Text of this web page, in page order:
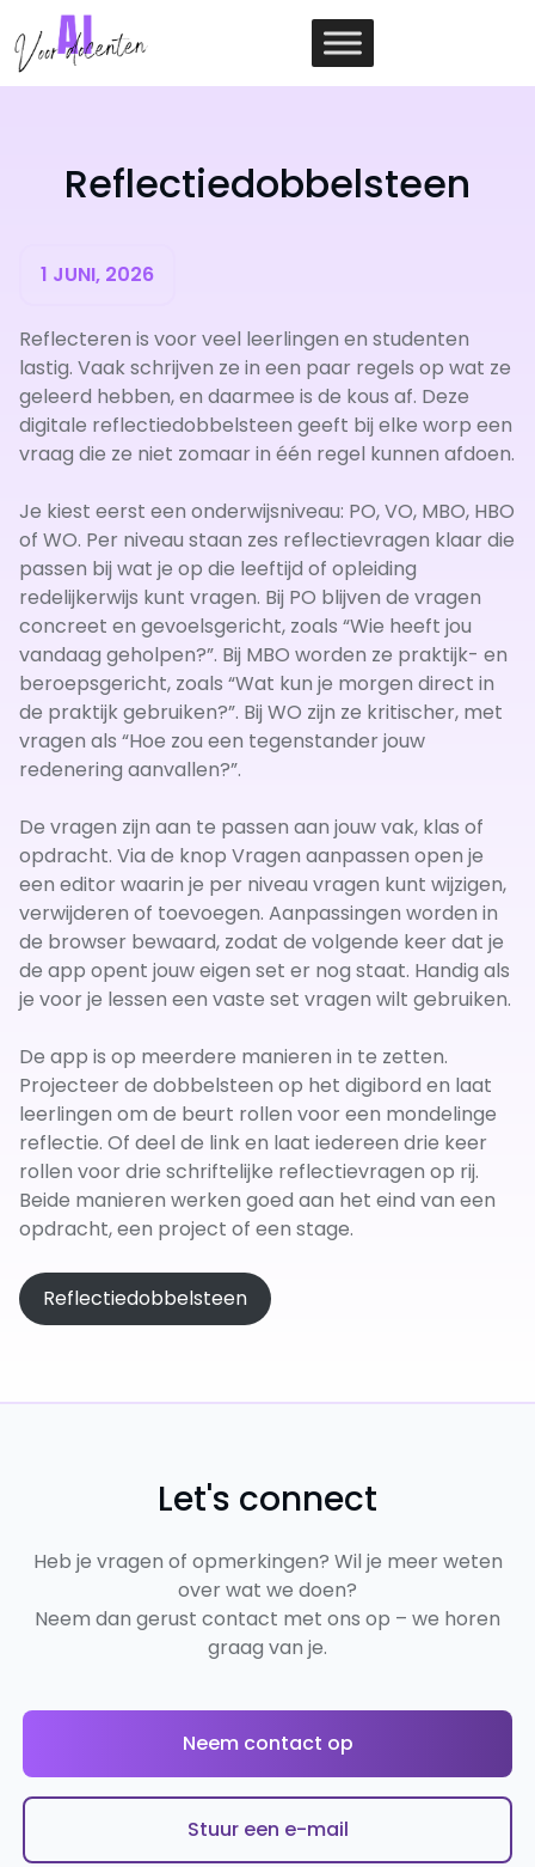
naar
de
Reflectiedobbelsteen
1 JUNI, 2026
Reflecteren is voor veel leerlingen en studenten
lastig. Vaak schrijven ze in een paar regels op wat ze
geleerd hebben, en daarmee is de kous af. Deze
digitale reflectiedobbelsteen geeft bij elke worp een
vraag die ze niet zomaar in één regel kunnen afdoen.
Je kiest eerst een onderwijsniveau: PO, VO, MBO, HBO
of WO. Per niveau staan zes reflectievragen klaar die
passen bij wat je op die leeftijd of opleiding
redelijkerwijs kunt vragen. Bij PO blijven de vragen
concreet en gevoelsgericht, zoals “Wie heeft jou
vandaag geholpen?”. Bij MBO worden ze praktijk- en
beroepsgericht, zoals “Wat kun je morgen direct in
de praktijk gebruiken?”. Bij WO zijn ze kritischer, met
vragen als “Hoe zou een tegenstander jouw
redenering aanvallen?”.
De vragen zijn aan te passen aan jouw vak, klas of
opdracht. Via de knop Vragen aanpassen open je
een editor waarin je per niveau vragen kunt wijzigen,
verwijderen of toevoegen. Aanpassingen worden in
de browser bewaard, zodat de volgende keer dat je
de app opent jouw eigen set er nog staat. Handig als
je voor je lessen een vaste set vragen wilt gebruiken.
De app is op meerdere manieren in te zetten.
Projecteer de dobbelsteen op het digibord en laat
leerlingen om de beurt rollen voor een mondelinge
reflectie. Of deel de link en laat iedereen drie keer
rollen voor drie schriftelijke reflectievragen op rij.
Beide manieren werken goed aan het eind van een
opdracht, een project of een stage.
Reflectiedobbelsteen
Let's connect
Heb je vragen of opmerkingen? Wil je meer weten
over wat we doen?
Neem dan gerust contact met ons op – we horen
graag van je.
Neem contact op
Stuur een e-mail